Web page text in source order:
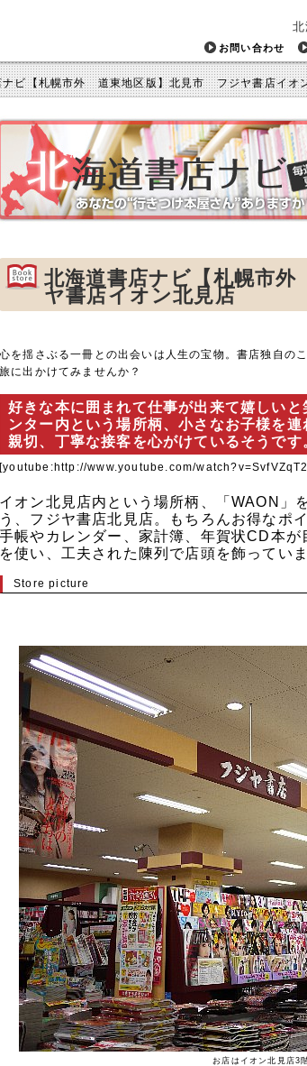
お問い合わせ
ナビ【札幌市外 道東地区版】北見市 フジヤ書店イオ
北海道書店ナビ【札幌市
ヤ書店イオン北見店
心を揺さぶる一冊との出会いは人生の宝物。書店独自の
旅に出かけてみませんか？
好きな本に囲まれて仕事が出来て嬉しい
ンター内という場所柄、小さなお子様を
親切、丁寧な接客を心がけているそうです
[youtube:http://www.youtube.com/
イオン北見店内という場所柄、「WAON」
う、フジヤ書店北見店。もちろんお得なポ
手帳やカレンダー、家計簿、年賀状CD本
を使い、工夫された陳列で店頭を飾っていま
Store picture
お店はイオン北見店3